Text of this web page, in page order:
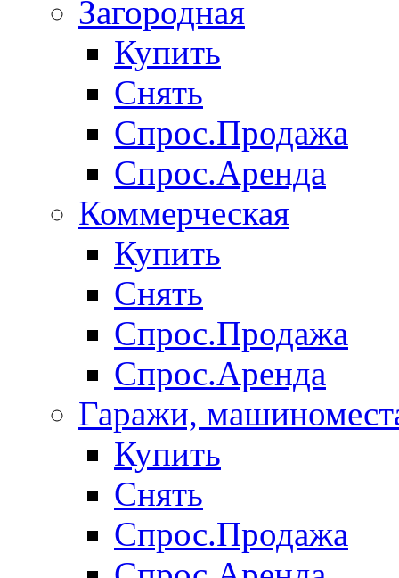
Загородная
Купить
Снять
Спрос.Продажа
Спрос.Аренда
Коммерческая
Купить
Снять
Спрос.Продажа
Спрос.Аренда
Гаражи,
Купить
Снять
Спрос.Продажа